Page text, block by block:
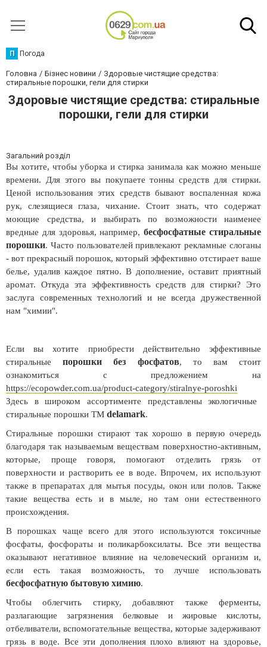
П Погода
Головна Бізнес новини
Здоровые чистящие средства:
стиральные порошки, гели для стирки
Здоровые чистящие средства: стиральные
порошки, гели для стирки
Загальний розділ
Вы хотите, чтобы уборка и стирка занимала как можно меньше
времени. Для этого вы покупаете тонны средств для стирки.
Ценой использования этих средств бывают воспаленная кожа
рук, слезящиеся глаза, чихание. Стоит знать, что содержат
моющие средства, и выбирать по возможности наименее
вредные для здоровья, например,бесфосфатные стиральные
порошки. Часто пользователей привлекают рекламные слоганы
- вот прекрасный порошок, который эффективно отстирает ваше
белье, удалив каждое пятно. В дополнение, оставит приятный
аромат. Откуда эта эффективность средств для стирки? Это
заслуга современных технологий и не всегда дружественной
нам "химии".
Если вы хотите приобрести действительно эффективные
стиральныепорошки без фосфатов, то вам стоит
ознакомиться с предложением на
https://ecopowder.com.ua/product-category/stiralnye-poroshki
Здесь в широком ассортименте представлены экологичные
стиральные порошки ТМ delamark.
Стиральные порошки стирают так хорошо в первую очередь
благодаря так называемым веществам поверхностно-активным,
которые, проще говоря, помогают отделить грязь от
поверхности и растворить ее в воде. Впрочем, их используют
также в препаратах для мытья посуды, окон или полов. Также
такие вещества есть и в мыле, но там они естественного
происхождения.
В порошках чаще всего для этого используются токсичные
фосфаты, фосфораты и поликарбоксилаты. Все эти вещества
оказывают негативное влияние на человеческий организм и,
если есть такая возможность, то лучше использовать
бесфосфатную бытовую химию.
Чтобы облегчить стирку, добавляют также ферменты,
разлагающие загрязнения белковые и жировые кислоты,
отбеливатели, вспомогательные вещества, которые задерживают
грязь в воде. Все эти дополнения плохо влияют на здоровье,